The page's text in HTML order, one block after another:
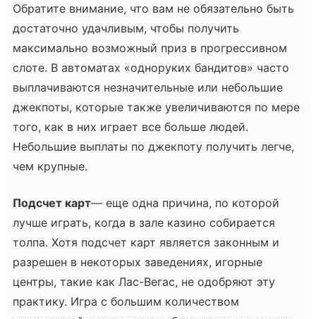
Обратите внимание, что вам не обязательно быть
достаточно удачливым, чтобы получить
максимально возможный приз в прогрессивном
слоте. В автоматах «одноруких бандитов» часто
выплачиваются незначительные или небольшие
джекпоты, которые также увеличиваются по мере
того, как в них играет все больше людей.
Небольшие выплаты по джекпоту получить легче,
чем крупные.
Подсчет карт— еще одна причина, по которой
лучше играть, когда в зале казино собирается
толпа. Хотя подсчет карт является законным и
разрешен в некоторых заведениях, игорные
центры, такие как Лас-Вегас, не одобряют эту
практику. Игра с большим количеством